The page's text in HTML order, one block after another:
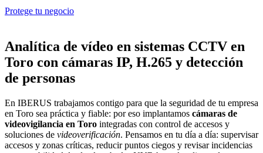
Protege tu negocio
Analítica de vídeo en sistemas CCTV en
Toro con cámaras IP, H.265 y detección
de personas
En IBERUS trabajamos contigo para que la seguridad de tu empresa
en Toro sea práctica y fiable: por eso implantamos cámaras de
videovigilancia en Toro integradas con control de accesos y
soluciones de videoverificación. Pensamos en tu día a día: supervisar
accesos y zonas críticas, reducir puntos ciegos y revisar incidencias